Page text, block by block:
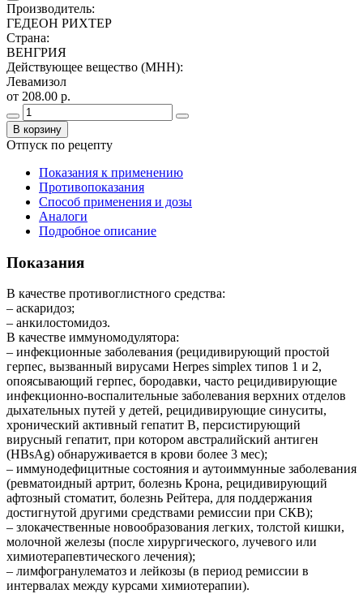
Производитель:
ГЕДЕОН РИХТЕР
Страна:
ВЕНГРИЯ
Действующее вещество (МНН):
Левамизол
от 208.00 р.
В корзину
Отпуск по рецепту
Показания к применению
Противопоказания
Способ применения и дозы
Аналоги
Подробное описание
Показания
В качестве противоглистного средства:
– аскаридоз;
– анкилостомидоз.
В качестве иммуномодулятора:
– инфекционные заболевания (рецидивирующий простой
герпес, вызванный вирусами Herpes simplex типов 1 и 2,
опоясывающий герпес, бородавки, часто рецидивирующие
инфекционно-воспалительные заболевания верхних отделов
дыхательных путей у детей, рецидивирующие синуситы,
хронический активный гепатит B, персистирующий
вирусный гепатит, при котором австралийский антиген
(HBsAg) обнаруживается в крови более 3 мес);
– иммунодефицитные состояния и аутоиммунные заболевания
(ревматоидный артрит, болезнь Крона, рецидивирующий
афтозный стоматит, болезнь Рейтера, для поддержания
достигнутой другими средствами ремиссии при СКВ);
– злокачественные новообразования легких, толстой кишки,
молочной железы (после хирургического, лучевого или
химиотерапевтического лечения);
– лимфогранулематоз и лейкозы (в период ремиссии в
интервалах между курсами химиотерапии).